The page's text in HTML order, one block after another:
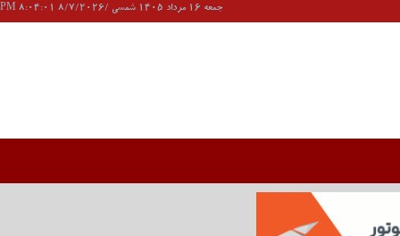
جمعه 16 مرداد 1405 شمسی /8/7/2026 8:04:01 PM